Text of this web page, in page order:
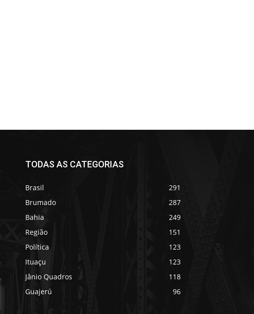
TODAS AS CATEGORIAS
Brasil
291
Brumado
287
Bahia
249
Região
151
Política
123
Ituaçu
123
Jânio Quadros
118
Guajerú
96